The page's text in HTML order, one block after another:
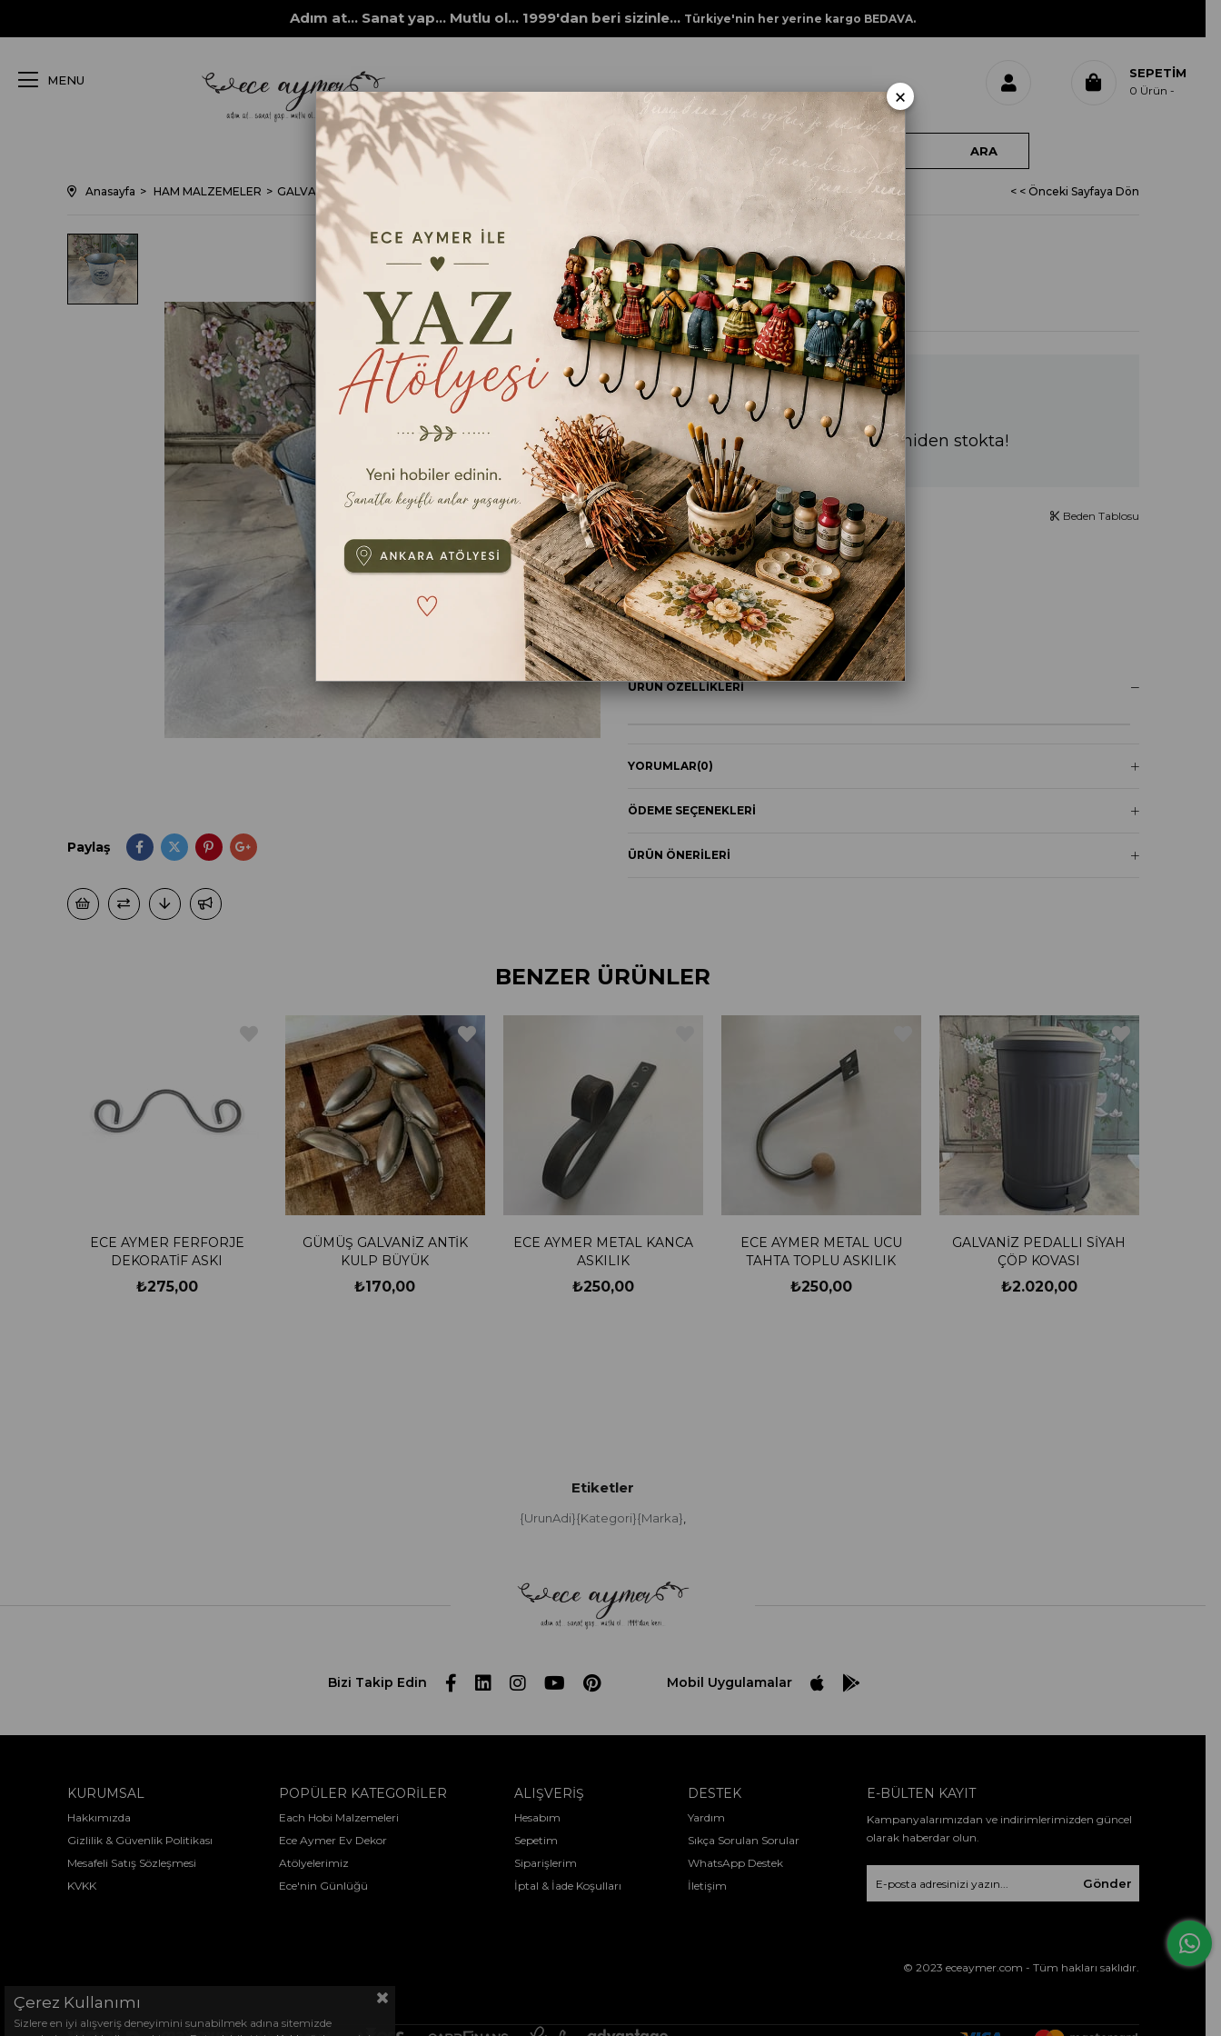
Adım at... Sanat yap... Mutlu ol... 1999'dan beri sizinle... Türkiye'nin her yerine kargo BEDAVA.
MENU SEPETIM
0 Ürün
Anasayfa HAM MALZEMELER GALVANİZ, FERFORJE, PİRİNÇ, METAL ÜRÜNLER GALVANİZ BALIKLI KOVA < < Önceki Sayfaya Dön
Paylaş
GALVANİZ BALIKLI KOVA
₺615,00
En kısa sürede yeniden stokta!
ebat
22X17CM
Beden Tablosu
TAVSIYE ET YORUM YAZ
ÜRÜN ÖZELLIKLERI
YORUMLAR(0)
ÖDEME SEÇENEKLERI
ÜRÜN ÖNERILERI
BENZER ÜRÜNLER
ECE AYMER FERFORJE
DEKORATİF ASKI
₺275,00
GÜMÜŞ GALVANİZ ANTİK
KULP BÜYÜK
₺170,00
ECE AYMER METAL KANCA
ASKILIK
₺250,00
ECE AYMER METAL UCU
TAHTA TOPLU ASKILIK
₺250,00
GALVANİZ PEDALLI SİYAH
ÇÖP KOVASI
₺2.020,00
Etiketler
{UrunAdi}{Kategori}{Marka},
Bizi Takip Edin Mobil Uygulamalar
KURUMSAL
Hakkımızda
Gizlilik & Güvenlik Politikası
Mesafeli Satış Sözleşmesi
KVKK
POPÜLER KATEGORİLER
Each Hobi Malzemeleri
Ece Aymer Ev Dekor
Atölyelerimiz
Ece'nin Günlüğü
ALIŞVERİŞ
Hesabım
Sepetim
Siparişlerim
İptal & İade Koşulları
DESTEK
Yardım
Sıkça Sorulan Sorular
WhatsApp Destek
İletişim
E-BÜLTEN KAYIT
Kampanyalarımızdan ve indirimlerimizden güncel
olarak haberdar olun.
Gönder
© 2023 eceaymer.com - Tüm hakları saklıdır.
Çerez Kullanımı
Sizlere en iyi alışveriş deneyimini sunabilmek adına sitemizde
×